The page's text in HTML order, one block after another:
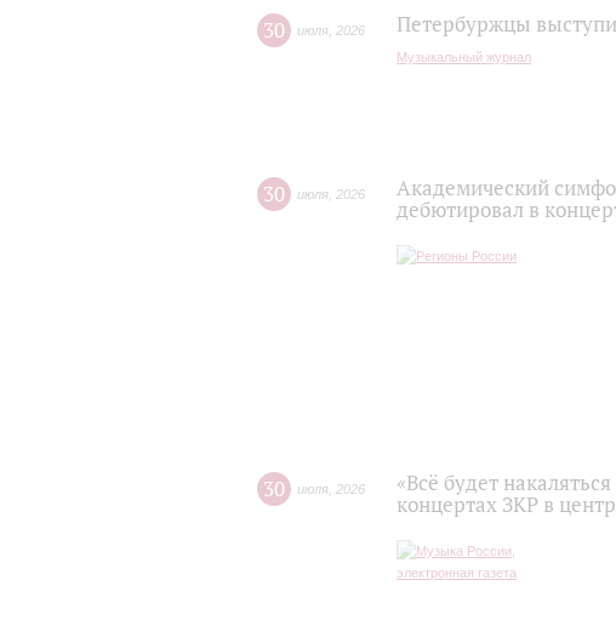
30 июля 2026 Петербуржцы
Музыкальный журнал
30 июля 2026
Академический
дебютировал в
30 июля 2026
«Всё будет
концертах ЗКР в